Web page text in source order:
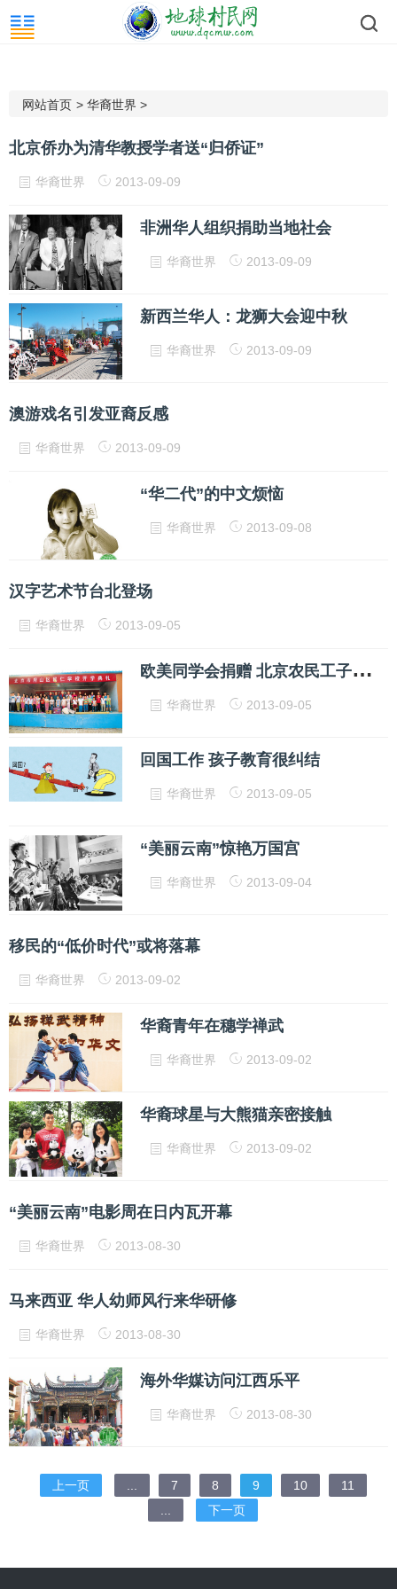
网站首页 > 华裔世界 >
北京侨办为清华教授学者送“归侨证”
华裔世界 2013-09-09
非洲华人组织捐助当地社会
华裔世界 2013-09-09
新西兰华人：龙狮大会迎中秋
华裔世界 2013-09-09
澳游戏名引发亚裔反感
华裔世界 2013-09-09
“华二代”的中文烦恼
华裔世界 2013-09-08
汉字艺术节台北登场
华裔世界 2013-09-05
欧
美同学会捐赠 北京农民工子弟学校
华裔世界 2013-09-05
回国工作 孩子教育很纠结
华裔世界 2013-09-05
“美丽云南”惊艳万国宫
华裔世界 2013-09-04
移民的“低价时代”或将落幕
华裔世界 2013-09-02
华裔青年在穗学禅武
华裔世界 2013-09-02
华裔球星与大熊猫亲密接触
华裔世界 2013-09-02
“美丽云南”电影周在日内瓦开幕
华裔世界 2013-08-30
马来西亚 华人幼师风行来华研修
华裔世界 2013-08-30
海外华媒访问江西乐平
华裔世界 2013-08-30
上一页 7 8 9 10
11
下一页